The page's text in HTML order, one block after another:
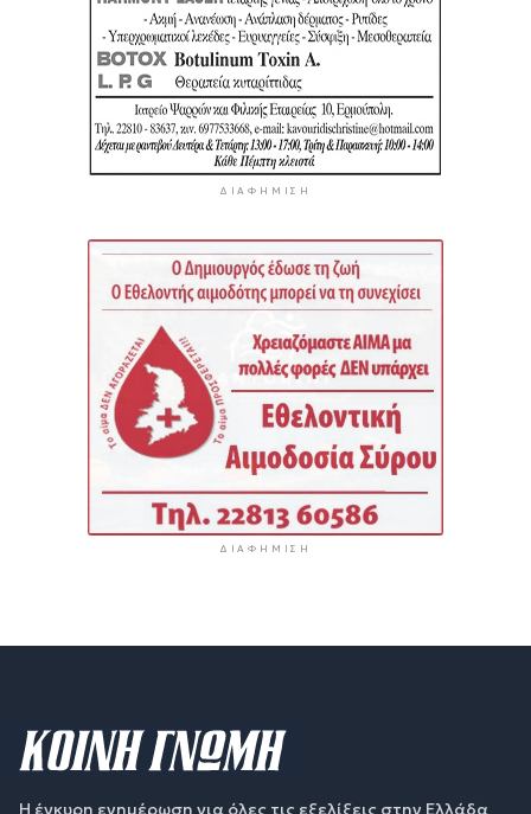
ΔΙΑΦΉΜΙΣΗ
ΔΙΑΦΉΜΙΣΗ
Η έγκυρη ενημέρωση για όλες τις εξελίξεις στην Ελλάδα